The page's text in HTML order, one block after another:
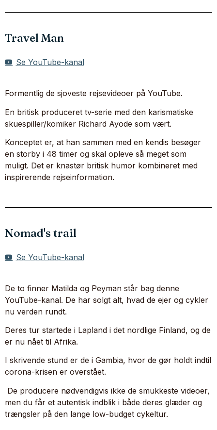
Travel Man
Se YouTube-kanal
Formentlig de sjoveste rejsevideoer på YouTube.
En britisk produceret tv-serie med den karismatiske
skuespiller/komiker Richard Ayode som vært.
Konceptet er, at han sammen med en kendis besøger
en storby i 48 timer og skal opleve så meget som
muligt. Det er knastør britisk humor kombineret med
inspirerende rejseinformation.
Nomad's trail
Se YouTube-kanal
De to finner Matilda og Peyman står bag denne
YouTube-kanal. De har solgt alt, hvad de ejer og cykler
nu verden rundt.
Deres tur startede i Lapland i det nordlige Finland, og de
er nu nået til Afrika.
I skrivende stund er de i Gambia, hvor de gør holdt indtil
corona-krisen er overstået.
De producere nødvendigvis ikke de smukkeste videoer,
men du får et autentisk indblik i både deres glæder og
trængsler på den lange low-budget cykeltur.